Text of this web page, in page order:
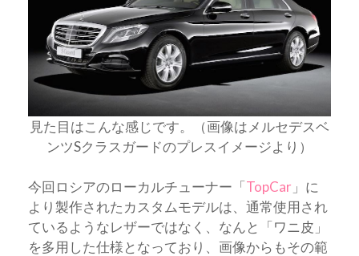
見た目はこんな感じです。（画像はメルセデスベ
ンツSクラスガードのプレスイメージより）
今回ロシアのローカルチューナー「TopCar 」に
より製作されたカスタムモデルは、通常使用され
ているようなレザーではなく、なんと「ワニ皮」
を多用した仕様となっており、画像からもその範